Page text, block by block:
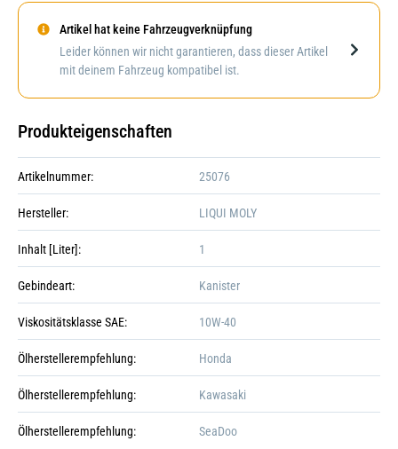
Darstellung kann abweichen
Artikel hat keine Fahrzeugverknüpfung
Leider können wir nicht garantieren, dass dieser Artikel
mit deinem Fahrzeug kompatibel ist.
Produkteigenschaften
Artikelnummer: 25076
Hersteller: LIQUI MOLY
Inhalt [Liter]: 1
Gebindeart: Kanister
Viskositätsklasse SAE: 10W-40
Ölherstellerempfehlung: Honda
Ölherstellerempfehlung: Kawasaki
Ölherstellerempfehlung: SeaDoo